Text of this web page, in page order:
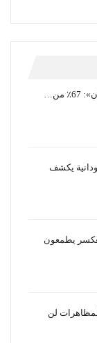
من…
يكشف
يطمعون
لن